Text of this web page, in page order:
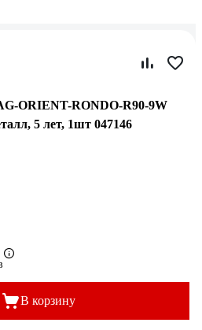
ORIENT-RONDO-R90-9W
5 лет, 1шт 047146
В корзину